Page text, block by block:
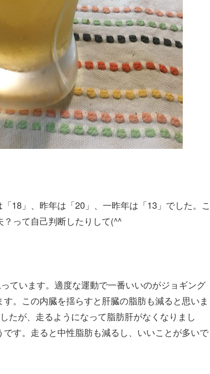
18」、昨年は「20」、一昨年は「13」でした。こ
って自己判断したりして(^^ゞ
ています。適度な運動で一番いいのがジョギング
。この内臓を揺らすと肝臓の脂肪も減ると思いま
たが、走るようになって脂肪肝がなくなりまし
す。走ると中性脂肪も減るし、いいことが多いで